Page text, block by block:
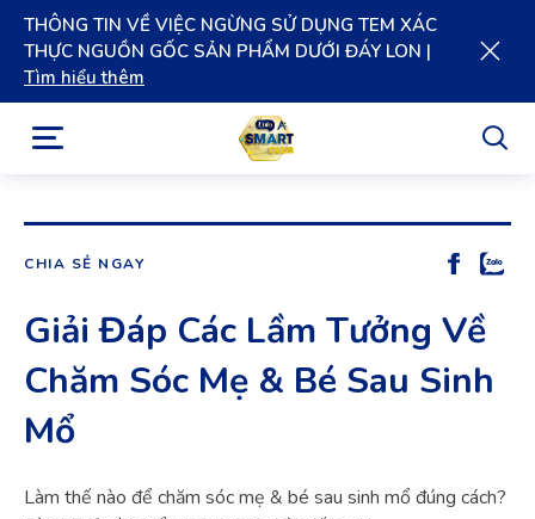
THÔNG TIN VỀ VIỆC NGỪNG SỬ DỤNG TEM XÁC
THỰC NGUỒN GỐC SẢN PHẨM DƯỚI ĐÁY LON |
Tìm hiểu thêm
CHIA SẺ NGAY
Giải Đáp Các Lầm Tưởng Về
Chăm Sóc Mẹ & Bé Sau Sinh
Mổ
Làm thế nào để chăm sóc mẹ & bé sau sinh mổ đúng cách?